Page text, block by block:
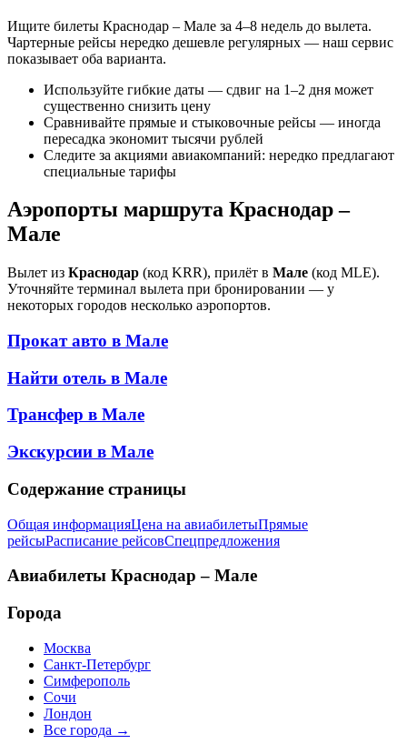
Ищите билеты Краснодар – Мале за 4–8 недель до вылета.
Чартерные рейсы нередко дешевле регулярных — наш сервис
показывает оба варианта.
Используйте гибкие даты — сдвиг на 1–2 дня может
существенно снизить цену
Сравнивайте прямые и стыковочные рейсы — иногда
пересадка экономит тысячи рублей
Следите за акциями авиакомпаний: нередко предлагают
специальные тарифы
Аэропорты маршрута Краснодар –
Мале
Вылет из Краснодар (код KRR), прилёт в Мале (код MLE).
Уточняйте терминал вылета при бронировании — у
некоторых городов несколько аэропортов.
Прокат авто в Мале
Найти отель в Мале
Трансфер в Мале
Экскурсии в Мале
Содержание страницы
Общая информацияЦена на авиабилетыПрямые
рейсыРасписание рейсовСпецпредложения
Авиабилеты Краснодар – Мале
Города
Москва
Санкт-Петербург
Симферополь
Сочи
Лондон
Все города →